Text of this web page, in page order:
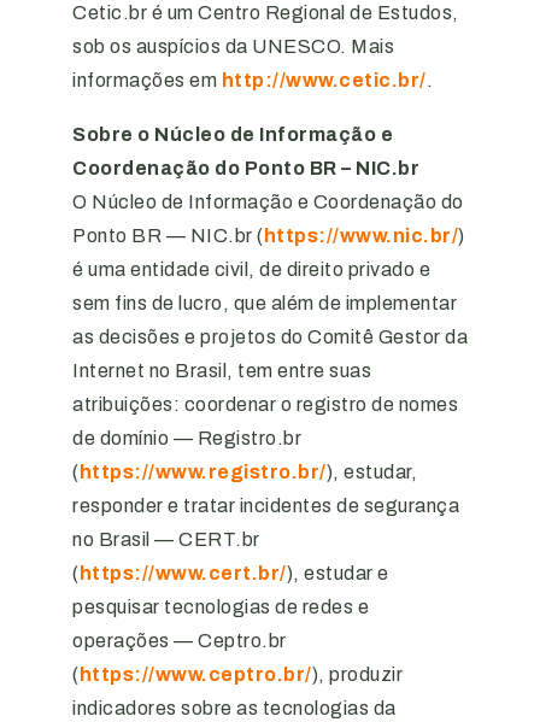
Cetic.br é um Centro Regional de Estudos,
sob os auspícios da UNESCO. Mais
informações em http://www.cetic.br/.
Sobre o Núcleo de Informação e
Coordenação do Ponto BR – NIC.br
O Núcleo de Informação e Coordenação do
Ponto BR — NIC.br ( https://www.nic.br/)
é uma entidade civil, de direito privado e
sem fins de lucro, que além de implementar
as decisões e projetos do Comitê Gestor da
Internet no Brasil, tem entre suas
atribuições: coordenar o registro de nomes
de domínio — Registro.br
( https://www.registro.br/), estudar,
responder e tratar incidentes de segurança
no Brasil — CERT.br
( https://www.cert.br/), estudar e
pesquisar tecnologias de redes e
operações — Ceptro.br
( https://www.ceptro.br/), produzir
indicadores sobre as tecnologias da